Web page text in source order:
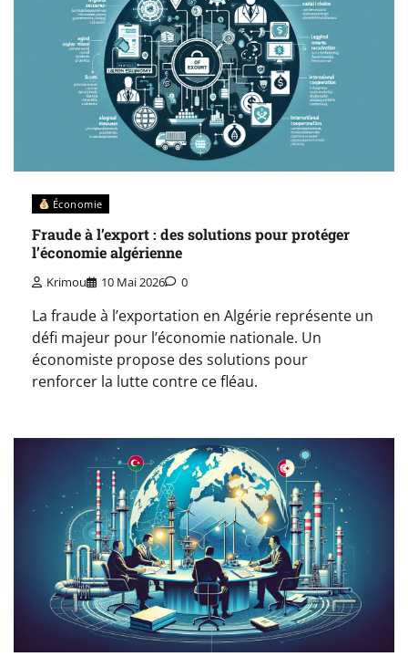
Économie
Fraude à l’export : des solutions pour protéger
l’économie algérienne
Krimou 10 Mai 2026 0
La fraude à l’exportation en Algérie représente un
défi majeur pour l’économie nationale. Un
économiste propose des solutions pour
renforcer la lutte contre ce fléau.